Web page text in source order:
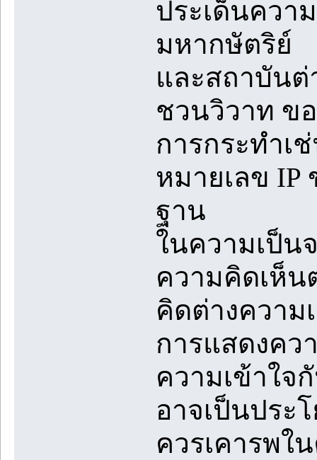
ประเด็นควา
มหากษัตริย์
และสถาบันต่
ชวนวิวาท ข
การกระทำ
หมายเลข IP
ฐาน
ในความเป็น
ความคิดเห็
คิดต่างความ
การแสดงคว
ความเข้าใจ
อาจเป็นประ
ควรเคารพใ